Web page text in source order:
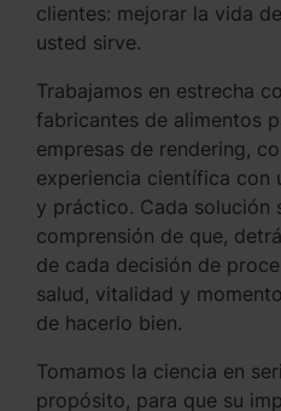
clientes: mejorar la vida
usted sirve.
Trabajamos en estrecha
fabricantes de alimentos
empresas de rendering,
experiencia científica con
y práctico. Cada solución
comprensión de que,
de cada decisión de
salud, vitalidad y
de hacerlo bien.
Tomamos la ciencia en
propósito, para que su